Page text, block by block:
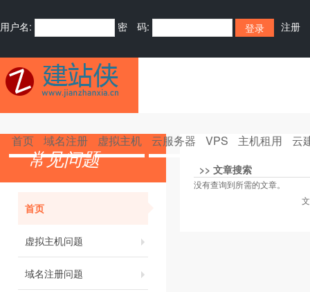
用户名: 密 码: 注册
首页 域名注册 虚拟主机 云服务器 VPS 主机租用 云
常见问题
首页
虚拟主机问题
域名注册问题
>> 文章搜索
没有查询到所需的文章。